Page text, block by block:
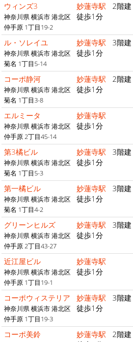
ウィンズ3
神奈川県 横浜市 港北区
仲手原 1丁目19-2
妙蓮寺駅
徒歩1分
2階建
ル・ソレイユ
神奈川県 横浜市 港北区
菊名 1丁目5-14
妙蓮寺駅
徒歩1分
3階建
コーポ静河
神奈川県 横浜市 港北区
菊名 1丁目3-8
妙蓮寺駅
徒歩1分
2階建
エルミータ
神奈川県 横浜市 港北区
仲手原 2丁目45-14
妙蓮寺駅
徒歩1分
第3橘ビル
神奈川県 横浜市 港北区
菊名 1丁目5-3
妙蓮寺駅
徒歩1分
3階建
第一橘ビル
神奈川県 横浜市 港北区
菊名 1丁目4-2
妙蓮寺駅
徒歩1分
3階建
グリーンヒルズ
神奈川県 横浜市 港北区
仲手原 2丁目43-27
妙蓮寺駅
徒歩1分
3階建
近江屋ビル
神奈川県 横浜市 港北区
仲手原 1丁目19-1
妙蓮寺駅
徒歩1分
コーポウィステリア
神奈川県 横浜市 港北区
仲手原 1丁目19-3
妙蓮寺駅
徒歩1分
3階建
コーポ美鈴
妙蓮寺駅
2階建